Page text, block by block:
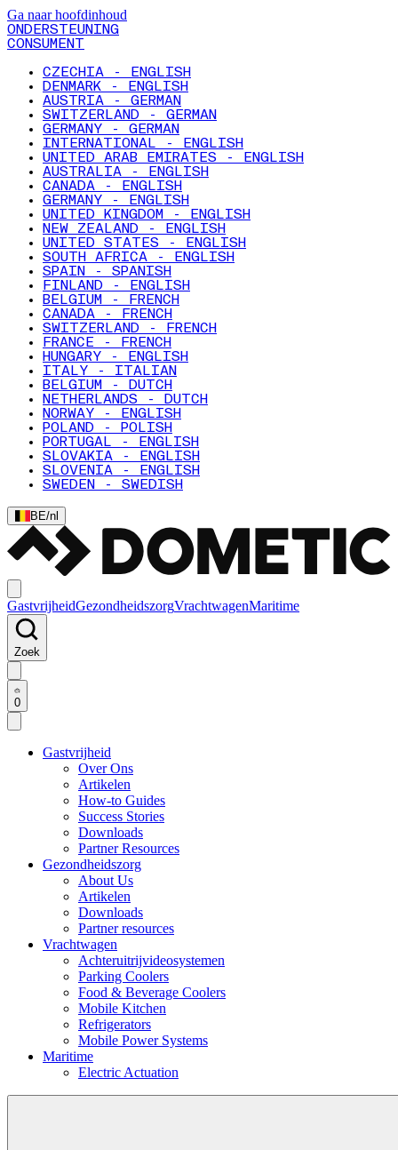
Ga naar hoofdinhoud
ONDERSTEUNING
CONSUMENT
CZECHIA - ENGLISH
DENMARK - ENGLISH
AUSTRIA - GERMAN
SWITZERLAND - GERMAN
GERMANY - GERMAN
INTERNATIONAL - ENGLISH
UNITED ARAB EMIRATES - ENGLISH
AUSTRALIA - ENGLISH
CANADA - ENGLISH
GERMANY - ENGLISH
UNITED KINGDOM - ENGLISH
NEW ZEALAND - ENGLISH
UNITED STATES - ENGLISH
SOUTH AFRICA - ENGLISH
SPAIN - SPANISH
FINLAND - ENGLISH
BELGIUM - FRENCH
CANADA - FRENCH
SWITZERLAND - FRENCH
FRANCE - FRENCH
HUNGARY - ENGLISH
ITALY - ITALIAN
BELGIUM - DUTCH
NETHERLANDS - DUTCH
NORWAY - ENGLISH
POLAND - POLISH
PORTUGAL - ENGLISH
SLOVAKIA - ENGLISH
SLOVENIA - ENGLISH
SWEDEN - SWEDISH
BE/nl
GastvrijheidGezondheidszorgVrachtwagenMaritime
Zoek
0
Gastvrijheid
Over Ons
Artikelen
How-to Guides
Success Stories
Downloads
Partner Resources
Gezondheidszorg
About Us
Artikelen
Downloads
Partner resources
Vrachtwagen
Achteruitrijvideosystemen
Parking Coolers
Food & Beverage Coolers
Mobile Kitchen
Refrigerators
Mobile Power Systems
Maritime
Electric Actuation